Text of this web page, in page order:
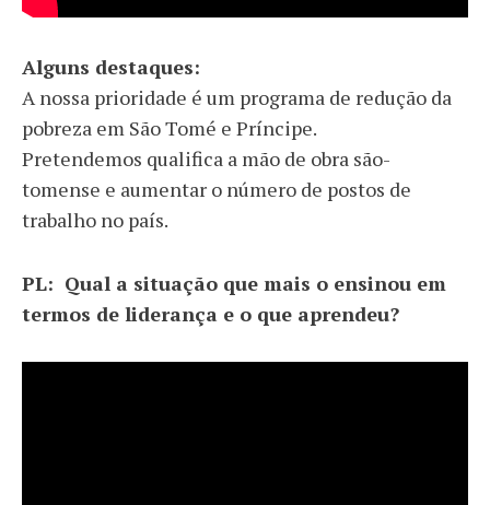
Alguns destaques:
A nossa prioridade é um programa de redução da
pobreza em São Tomé e Príncipe.
Pretendemos qualifica a mão de obra são-
tomense e aumentar o número de postos de
trabalho no país.
PL: Qual a situação que mais o ensinou em
termos de liderança e o que aprendeu?